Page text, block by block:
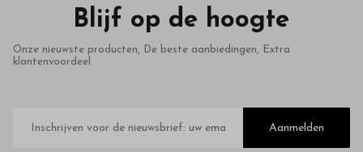
Blijf op de hoogte
Onze nieuwste producten, De beste aanbiedingen, Extra
klantenvoordeel
mailadres
Aanmelden